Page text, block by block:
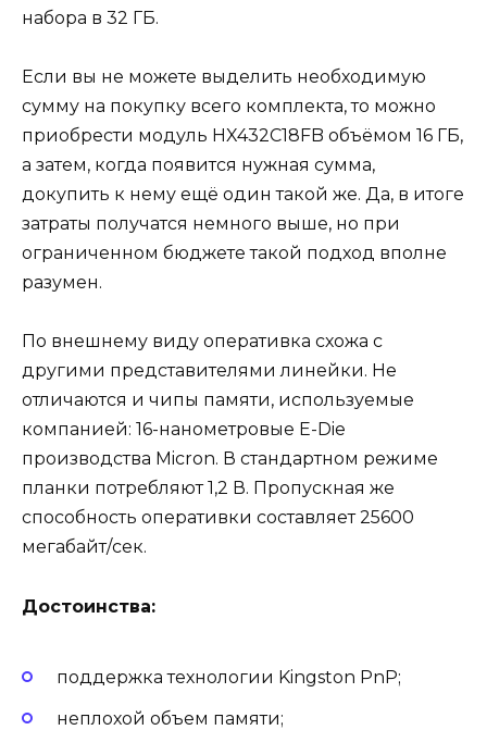
набора в 32 ГБ.
Если вы не можете выделить необходимую
сумму на покупку всего комплекта, то можно
приобрести модуль HX432C18FB объёмом 16 ГБ,
а затем, когда появится нужная сумма,
докупить к нему ещё один такой же. Да, в итоге
затраты получатся немного выше, но при
ограниченном бюджете такой подход вполне
разумен.
По внешнему виду оперативка схожа с
другими представителями линейки. Не
отличаются и чипы памяти, используемые
компанией: 16-нанометровые E-Die
производства Micron. В стандартном режиме
планки потребляют 1,2 В. Пропускная же
способность оперативки составляет 25600
мегабайт/сек.
Достоинства:
поддержка технологии Kingston PnP;
неплохой объем памяти;